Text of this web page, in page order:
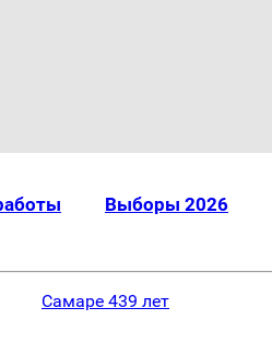
Выборы 2026
Самаре 439 лет